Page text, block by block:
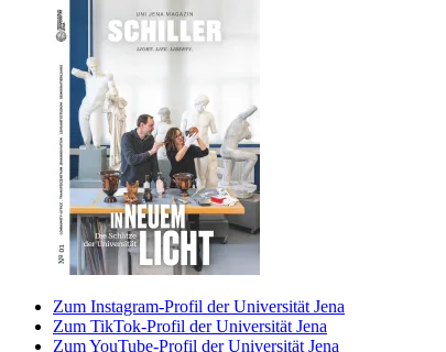
Zum Instagram-Profil der Universität Jena
Zum TikTok-Profil der Universität Jena
Zum YouTube-Profil der Universität Jena